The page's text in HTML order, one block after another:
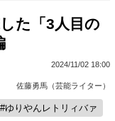
た「3人目の
2024/11/02 18:00
佐藤勇馬（芸能ライター）
ゆりやんレトリィバァ